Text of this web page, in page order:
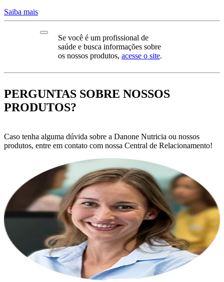
Saiba mais
Se você é um profissional de
saúde e busca informações sobre
os nossos produtos, acesse o site.
PERGUNTAS SOBRE NOSSOS
PRODUTOS?
Caso tenha alguma dúvida sobre a Danone Nutricia ou nossos
produtos, entre em contato com nossa Central de Relacionamento!